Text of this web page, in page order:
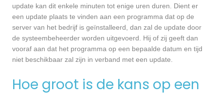
update kan dit enkele minuten tot enige uren duren. Dient er
een update plaats te vinden aan een programma dat op de
server van het bedrijf is geïnstalleerd, dan zal de update door
de systeembeheerder worden uitgevoerd. Hij of zij geeft dan
vooraf aan dat het programma op een bepaalde datum en tijd
niet beschikbaar zal zijn in verband met een update.
Hoe groot is de kans op een